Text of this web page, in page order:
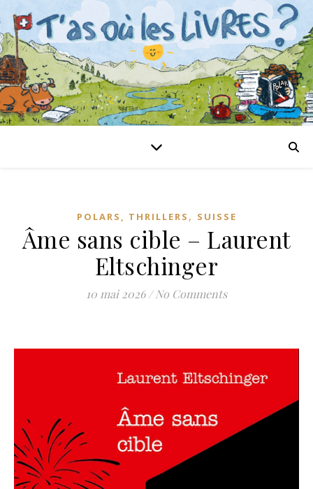
POLARS, THRILLERS , SUISSE
Âme sans cible – Laurent
Eltschinger
10 mai 2026 / No Comments